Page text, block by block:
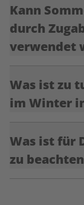
Kann
durch
verwendet
Was ist zu
im Winter
Was ist für
zu